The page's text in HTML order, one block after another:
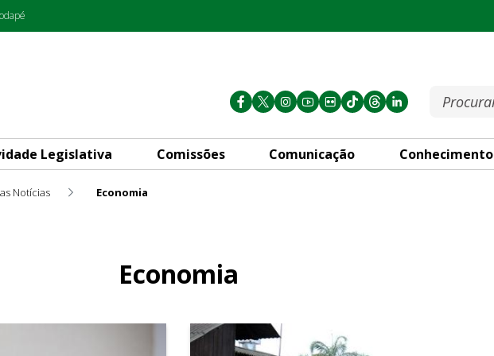
Legislativa Comissões Comunicação Conhecimento
Notícias Economia
Economia